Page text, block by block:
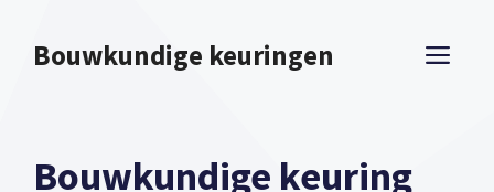
naarBouwkundige keuringen
Bouwkundige keuring